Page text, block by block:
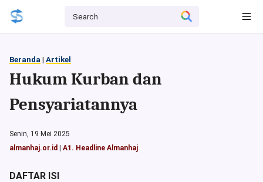
Beranda | Artikel
Hukum Kurban dan
Pensyariatannya
Senin, 19 Mei 2025
almanhaj.or.id
A1. Headline Almanhaj
DAFTAR ISI